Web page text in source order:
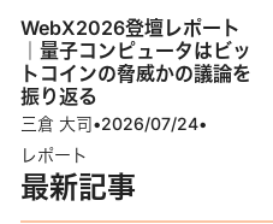
WebX2026登壇レポート
｜量子コンピュータはビッ
トコインの脅威かの議論を
振り返る
三倉 大司•2026/07/24•
レポート
最新記事